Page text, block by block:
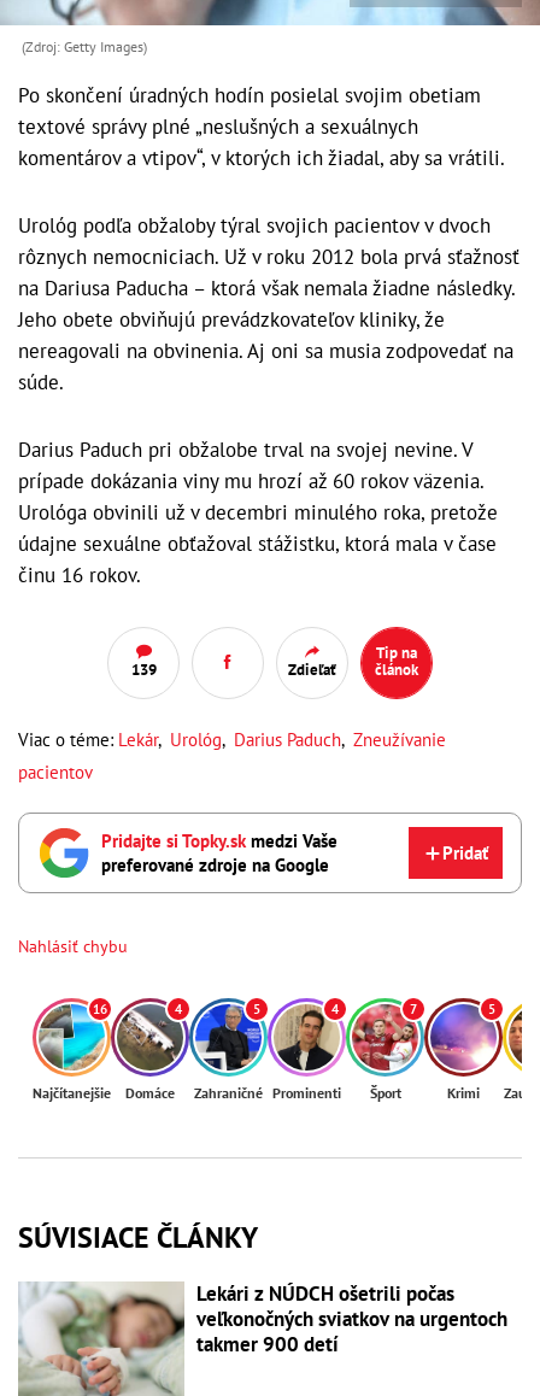
(Zdroj: Getty Images)
Po skončení úradných hodín posielal svojim obetiam
textové správy plné „neslušných a sexuálnych
komentárov a vtipov“, v ktorých ich žiadal, aby sa vrátili.
Urológ podľa obžaloby týral svojich pacientov v dvoch
rôznych nemocniciach. Už v roku 2012 bola prvá sťažnosť
na Dariusa Paducha – ktorá však nemala žiadne následky.
Jeho obete obviňujú prevádzkovateľov kliniky, že
nereagovali na obvinenia. Aj oni sa musia zodpovedať na
súde.
Darius Paduch pri obžalobe trval na svojej nevine. V
prípade dokázania viny mu hrozí až 60 rokov väzenia.
Urológa obvinili už v decembri minulého roka, pretože
údajne sexuálne obťažoval stážistku, ktorá mala v čase
činu 16 rokov.
139 Zdieľať
Tip na
článok
Viac o téme: Lekár, Urológ, Darius Paduch, Zneužívanie
pacientov
Pridajte si Topky.skmedzi Vaše
preferované zdroje na Google
Pridať
Nahlásiť chybu
16
Najčítanejšie
4
Domáce
5
Zahraničné
4
Prominenti
7
Šport
5
Krimi
SÚVISIACE ČLÁNKY
Lekári z NÚDCH ošetrili počas
veľkonočných sviatkov na urgentoch
takmer 900 detí